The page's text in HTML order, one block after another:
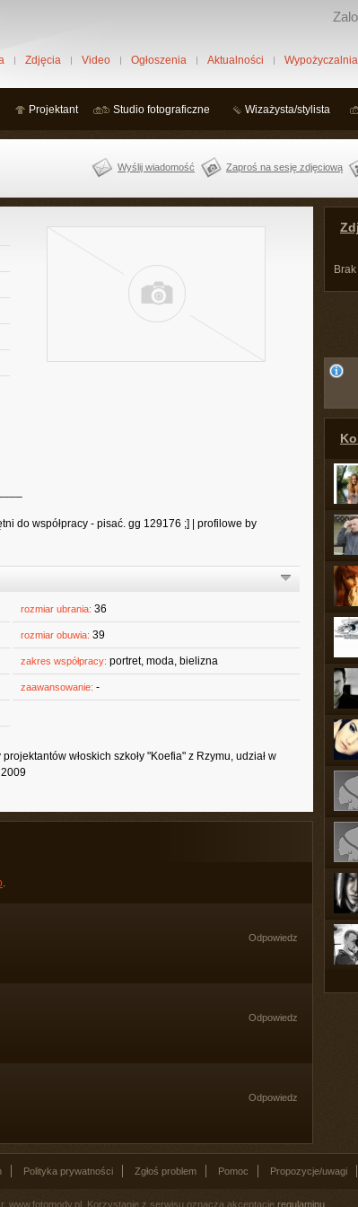
Zdjęcia Video Ogłoszenia Aktualności Wypożyczalnia
Projektant Studio fotograficzne Wizażysta/stylista
Wyślij wiadomość Zaproś na sesję zdjęciową
do współpracy - pisać. gg 129176 ;] | profilowe by
rozmiar ubrania: 36
rozmiar obuwia: 39
zakres współpracy: portret, moda, bielizna
zaawansowanie: -
włoskich szkoły "Koefia" z Rzymu, udział w
.
Odpowiedz
Odpowiedz
Odpowiedz
Brak
Polityka prywatności Zgłoś problem Pomoc Propozycje/uwagi
www.fotomody.pl. Korzystanie z serwisu oznacza akceptację regulaminu